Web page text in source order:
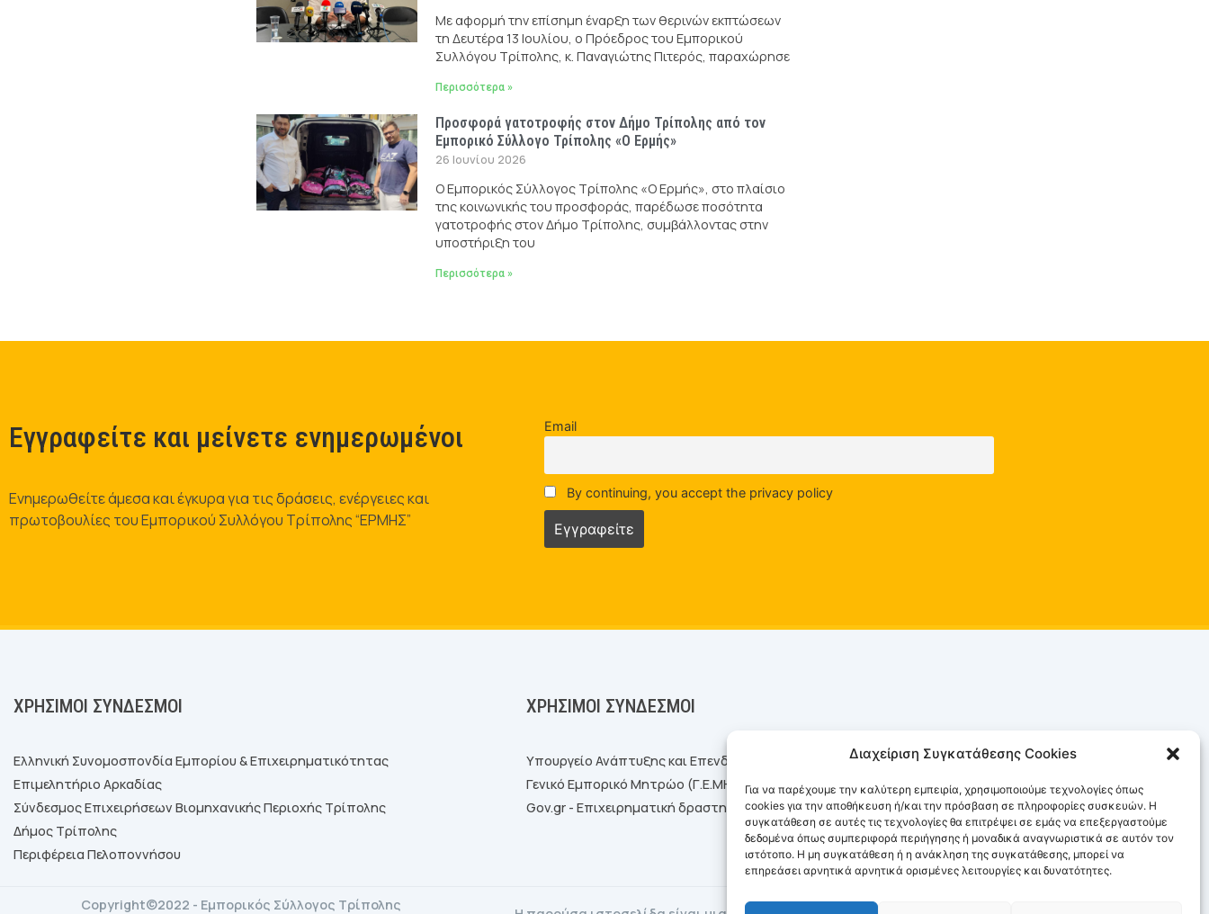
Διαχείριση Συγκατάθεσης Cookies
Για να παρέχουμε την καλύτερη εμπειρία, χρησιμοποιούμε τεχνολογίες όπως
cookies για την αποθήκευση ή/και την πρόσβαση σε πληροφορίες συσκευών. Η
συγκατάθεση σε αυτές τις τεχνολογίες θα επιτρέψει σε εμάς να επεξεργαστούμε
δεδομένα όπως συμπεριφορά περιήγησης ή μοναδικά αναγνωριστικά σε αυτόν τον
ιστότοπο. Η μη συγκατάθεση ή η ανάκληση της συγκατάθεσης, μπορεί να
επηρεάσει αρνητικά αρνητικά ορισμένες λειτουργίες και δυνατότητες.
Με αφορμή την επίσημη έναρξη των θερινών εκπτώσεων
τη Δευτέρα 13 Ιουλίου, ο Πρόεδρος του Εμπορικού
Συλλόγου Τρίπολης, κ. Παναγιώτης Πιτερός, παραχώρησε
Περισσότερα »
Προσφορά γατοτροφής στον Δήμο Τρίπολης από τον
Εμπορικό Σύλλογο Τρίπολης «Ο Ερμής»
26 Ιουνίου 2026
Ο Εμπορικός Σύλλογος Τρίπολης «Ο Ερμής», στο πλαίσιο
της κοινωνικής του προσφοράς, παρέδωσε ποσότητα
γατοτροφής στον Δήμο Τρίπολης, συμβάλλοντας στην
υποστήριξη του
Περισσότερα »
Εγγραφείτε και μείνετε ενημερωμένοι
Ενημερωθείτε άμεσα και έγκυρα για τις δράσεις, ενέργειες και
πρωτοβουλίες του Εμπορικού Συλλόγου Τρίπολης “ΕΡΜΗΣ”
Email
By continuing, you accept the privacy policy
ΧΡΉΣΙΜΟΙ ΣΎΝΔΕΣΜΟΙ
Ελληνική Συνομοσπονδία Εμπορίου & Επιχειρηματικότητας
Επιμελητήριο Αρκαδίας
Σύνδεσμος Επιχειρήσεων Βιομηχανικής Περιοχής Τρίπολης
Δήμος Τρίπολης
Περιφέρεια Πελοποννήσου
ΧΡΉΣΙΜΟΙ ΣΎΝΔΕΣΜΟΙ
Υπουργείο Ανάπτυξης και Επενδύσεων
Γενικό Εμπορικό Μητρώο (Γ.Ε.ΜΗ.)
Gov.gr - Επιχειρηματική δραστηριότητα
Copyright©2022 - Εμπορικός Σύλλογος Τρίπολης